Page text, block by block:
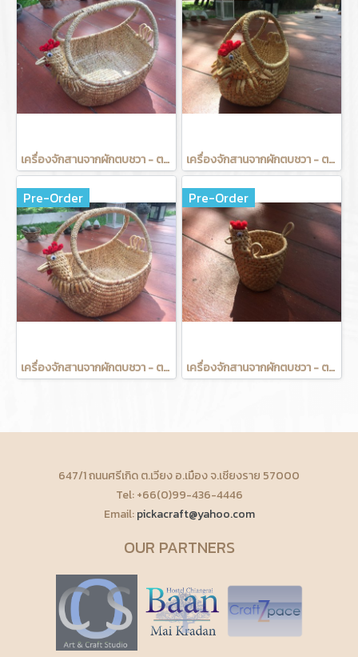
เครื่องจักสานจากผักตบชวา - ตะกร้าไก่มีหูจับ 12 นิ้ว เครื่องจักสานจากผักตบชวา - ตะกร้าไก่มีหูจับ 6 นิ้ว
Pre-Order
เครื่องจักสานจากผักตบชวา - ตะกร้าไก่มีหูจับ 9 นิ้ว
Pre-Order
เครื่องจักสานจากผักตบชวา - ตะกร้าไก่ใส่ทิชชู่
647/1 ถนนศรีเกิด ต.เวียง อ.เมือง จ.เชียงราย 57000
Tel: +66(0)99-436-4446
Email:pickacraft@yahoo.com
OUR PARTNERS